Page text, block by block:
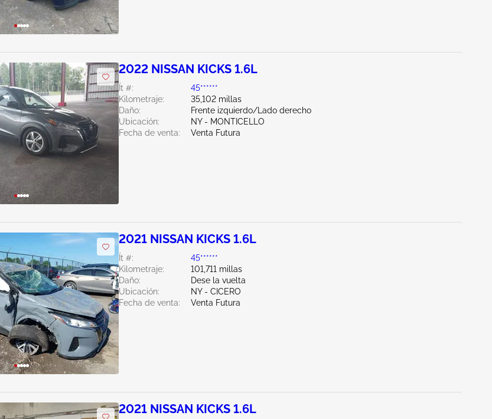
2022 NISSAN KICKS 1.6L
Ít #:
45******
Kilometraje:
35,102 millas
Daño:
Frente izquierdo/Lado derecho
Ubicación:
NY - MONTICELLO
Fecha de venta:
Venta Futura
2021 NISSAN KICKS 1.6L
Ít #:
45******
Kilometraje:
101,711 millas
Daño:
Dese la vuelta
Ubicación:
NY - CICERO
Fecha de venta:
Venta Futura
2021 NISSAN KICKS 1.6L